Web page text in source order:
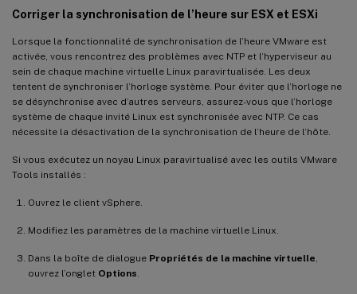
Corriger la synchronisation de l’heure sur ESX et ESXi
Lorsque la fonctionnalité de synchronisation de l’heure VMware est
activée, vous rencontrez des problèmes avec NTP et l’hyperviseur au
sein de chaque machine virtuelle Linux paravirtualisée. Les deux
tentent de synchroniser l’horloge système. Pour éviter que l’horloge ne
se désynchronise avec d’autres serveurs, assurez-vous que l’horloge
système de chaque invité Linux est synchronisée avec NTP. Ce cas
nécessite la désactivation de la synchronisation de l’heure de l’hôte.
Si vous exécutez un noyau Linux paravirtualisé avec les outils VMware
Tools installés :
Ouvrez le client vSphere.
Modifiez les paramètres de la machine virtuelle Linux.
Dans la boîte de dialogue Propriétés de la machine virtuelle
ouvrez l’onglet Options